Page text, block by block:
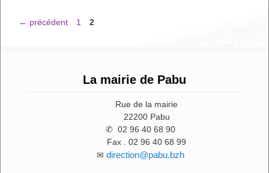
← précédent Page
1 Page
2
La mairie de Pabu
Rue de la mairie
22200 Pabu
✆ 02 96 40 68 90
Fax . 02 96 40 68 99
✉ direction@pabu.bzh